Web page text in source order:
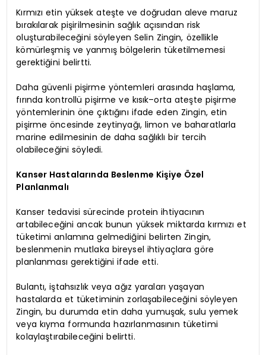
Kırmızı etin yüksek ateşte ve doğrudan aleve maruz
bırakılarak pişirilmesinin sağlık açısından risk
oluşturabileceğini söyleyen Selin Zingin, özellikle
kömürleşmiş ve yanmış bölgelerin tüketilmemesi
gerektiğini belirtti.
Daha güvenli pişirme yöntemleri arasında haşlama,
fırında kontrollü pişirme ve kısık–orta ateşte pişirme
yöntemlerinin öne çıktığını ifade eden Zingin, etin
pişirme öncesinde zeytinyağı, limon ve baharatlarla
marine edilmesinin de daha sağlıklı bir tercih
olabileceğini söyledi.
Kanser Hastalarında Beslenme Kişiye Özel
Planlanmalı
Kanser tedavisi sürecinde protein ihtiyacının
artabileceğini ancak bunun yüksek miktarda kırmızı et
tüketimi anlamına gelmediğini belirten Zingin,
beslenmenin mutlaka bireysel ihtiyaçlara göre
planlanması gerektiğini ifade etti.
Bulantı, iştahsızlık veya ağız yaraları yaşayan
hastalarda et tüketiminin zorlaşabileceğini söyleyen
Zingin, bu durumda etin daha yumuşak, sulu yemek
veya kıyma formunda hazırlanmasının tüketimi
kolaylaştırabileceğini belirtti.